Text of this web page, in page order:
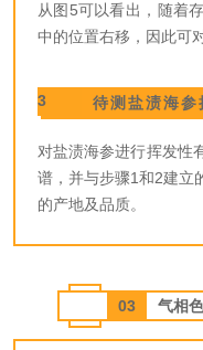
从图5可以看出，随
中的位置右移，因此可
3 待测盐渍海参
对盐渍海参进行挥发性
谱，并与步骤1和2建
的产地及品质。
03 气相